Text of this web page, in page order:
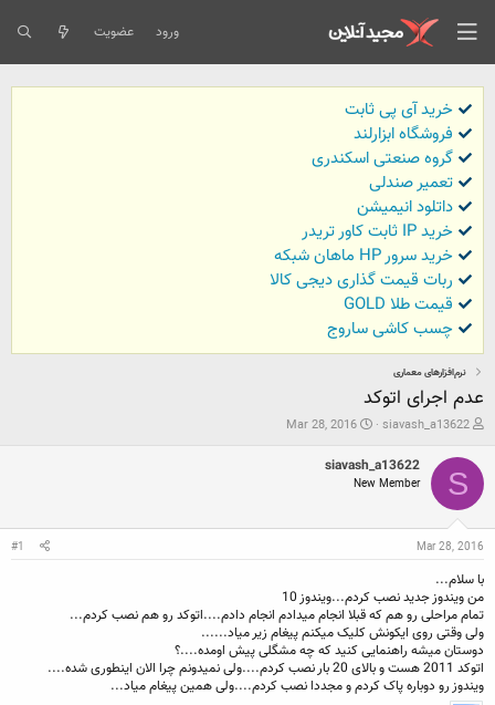
ورود عضویت
خرید آی پی ثابت
فروشگاه ابزارلند
گروه صنعتی اسکندری
تعمیر صندلی
داتلود انیمیشن
خرید IP ثابت کاور تریدر
خرید سرور HP ماهان شبکه
ربات قیمت گذاری دیجی کالا
قیمت طلا GOLD
چسب کاشی ساروج
نرم‌افزارهای معماری
عدم اجرای اتوکد
ش
و
ع
ک
ن
ن
د
ض
و
ع
siavash_a13622
ت
ر
ی
خ
ر
Mar 28, 2016
S
siavash_a13622
New Member
Mar 28, 2016
#1
با سلام...
من ویندوز جدید نصب کردم...ویندوز 10
تمام مراحلی رو هم که قبلا انجام میدادم انجام دادم....اتوکد رو هم نصب کردم...
ولی وقتی روی ایکونش کلیک میکنم پیغام زیر میاد......
دوستان میشه راهنمایی کنید که چه مشگلی پیش اومده....؟
اتوکد 2011 هست و بالای 20 بار نصب کردم....ولی نمیدونم چرا الان اینطوری شده....
ویندوز رو دوباره پاک کردم و مجددا نصب کردم....ولی همین پیغام میاد...